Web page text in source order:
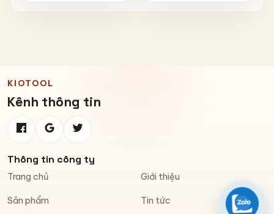
KIOTOOL
Kênh thông tin
Thông tin công ty
Trang chủ Giới thiệu
Sản phẩm Tin tức
Zalo